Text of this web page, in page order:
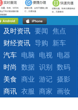
及时资讯 要闻
焦点
财经资讯 导购 新车
汽车
电脑 电视
电器
时尚
数据 识别 数码
美食
商业 游记 摄影
商讯 衣服 商家 画妆